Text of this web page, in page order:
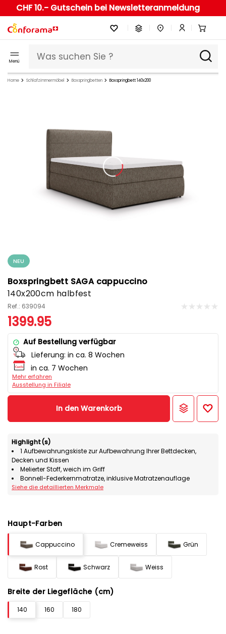
CHF 10.- Gutschein bei Newsletteranmeldung
Menü
Home Schlafzimmermöbel Boxspringbetten Boxspringbett 140x200
NEU
Boxspringbett SAGA cappuccino
140x200cm halbfest
Ref.: 639094
1399.95
Auf Bestellung verfügbar
Lieferung: in ca. 8 Wochen
in ca. 7 Wochen
Mehr erfahren
Ausstellung in Filiale
In den Warenkorb
Highlight(s)
1 Aufbewahrungskiste zur Aufbewahrung Ihrer Bettdecken,
Decken und Kissen
Melierter Stoff, weich im Griff
Bonnell-Federkernmatratze, inklusive Matratzenauflage
Siehe die detaillierten Merkmale
Haupt-Farben
Cappuccino Cremeweiss Grün
Rost Schwarz Weiss
Breite der Liegefläche (cm)
140 160 180